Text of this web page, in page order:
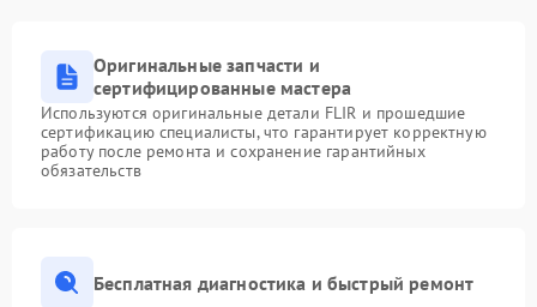
Оригинальные запчасти и
сертифицированные мастера
Используются оригинальные детали FLIR и прошедшие
сертификацию специалисты, что гарантирует корректную
работу после ремонта и сохранение гарантийных
обязательств
Бесплатная диагностика и быстрый ремонт